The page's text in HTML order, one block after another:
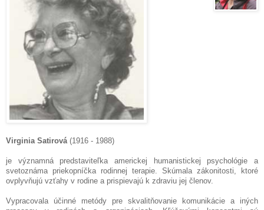
Virginia Satirová (1916 - 1988)
je významná predstaviteľka americkej humanistickej psychológie a
svetoznáma priekopníčka rodinnej terapie. Skúmala zákonitosti, ktoré
ovplyvňujú vzťahy v rodine a prispievajú k zdraviu jej členov.
Vypracovala účinné metódy pre skvalitňovanie komunikácie a iných